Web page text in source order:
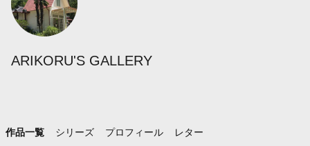
ARIKORU'S GALLERY
作品一覧 シリーズ プロフィール レター